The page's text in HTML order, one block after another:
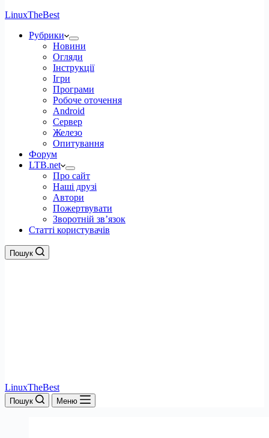
LinuxTheBest
Рубрики
Новини
Огляди
Інструкції
Ігри
Програми
Робоче оточення
Android
Сервер
Железо
Опитування
Форум
LTB.net
Про сайт
Наші друзі
Автори
Пожертвувати
Зворотній зв’язок
Статті користувачів
Пошук
LinuxTheBest
Пошук Меню